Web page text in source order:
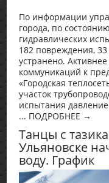
По информации
города, по
гидравлических
182 повреждения,
устранено.
коммуникаций к
«Городская
участок
испытания
... ПОДРОБНЕЕ →
Танцы с
Ульяновске
воду. График